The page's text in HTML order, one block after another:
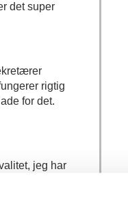
det super
rigtig
for det.
jeg har
tel og